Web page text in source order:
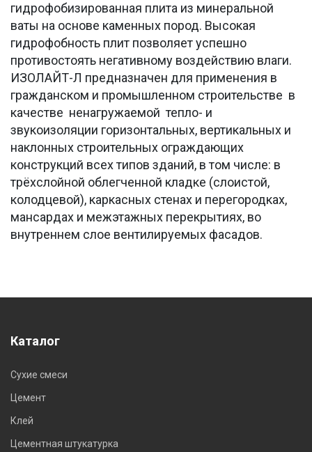
гидрофобизированная плита из минеральной
ваты на основе каменных пород. Высокая
гидрофобность плит позволяет успешно
противостоять негативному воздействию влаги.
ИЗОЛАЙТ-Л предназначен для применения в
гражданском и промышленном строительстве в
качестве ненагружаемой тепло- и
звукоизоляции горизонтальных, вертикальных и
наклонных строительных ограждающих
конструкций всех типов зданий, в том числе: в
трёхслойной облегченной кладке (слоистой,
колодцевой), каркасных стенах и перегородках,
мансардах и межэтажных перекрытиях, во
внутреннем слое вентилируемых фасадов.
Каталог
Сухие смеси
Цемент
Клей
Цементная штукатурка